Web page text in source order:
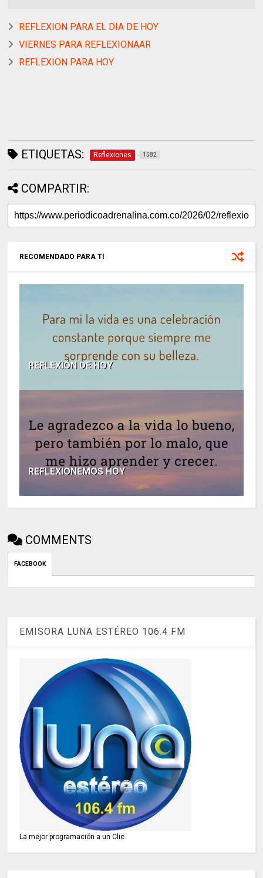
REFLEXION PARA EL DIA DE HOY
VIERNES PARA REFLEXIONAAR
REFLEXION PARA HOY
ETIQUETAS: Reflexiones 1582
COMPARTIR:
RECOMENDADO PARA TI
REFLEXIÓN DE HOY
REFLEXIONEMOS HOY
COMMENTS
FACEBOOK
EMISORA LUNA ESTÉREO 106.4 FM
La mejor programación a un Clic